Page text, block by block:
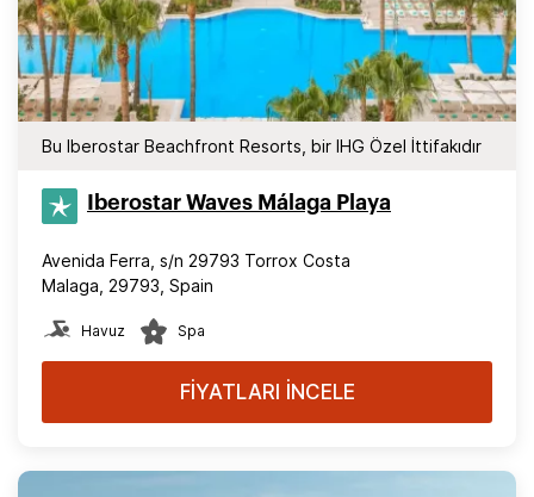
Bu Iberostar Beachfront Resorts, bir IHG Özel İttifakıdır
Iberostar Waves Málaga Playa
Avenida Ferra, s/n 29793 Torrox Costa
Malaga, 29793, Spain
Havuz Spa
FİYATLARI İNCELE